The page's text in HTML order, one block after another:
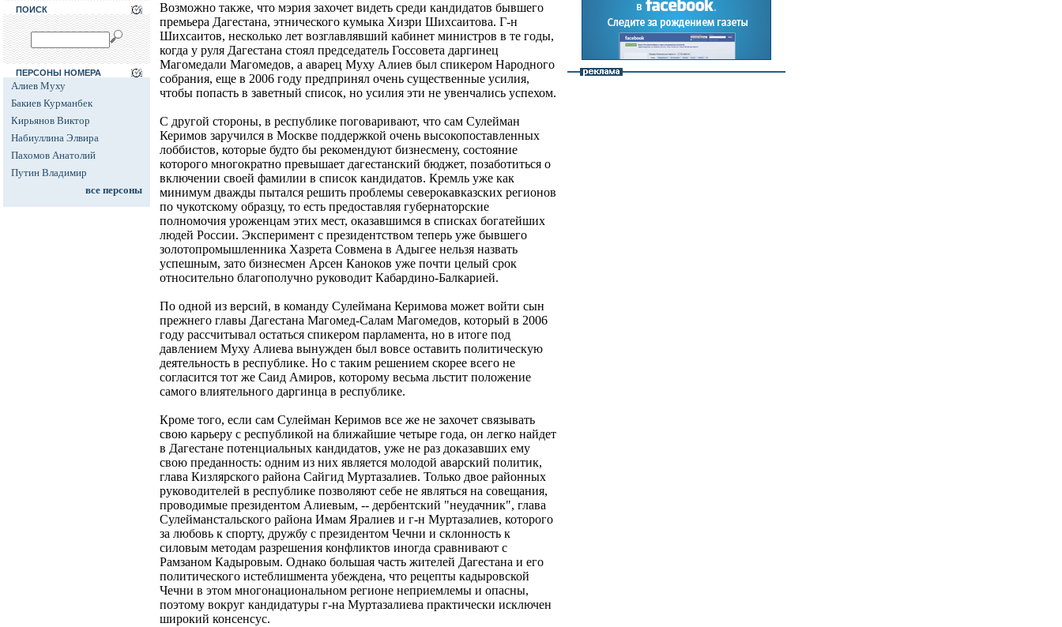
ПОИСК
ПЕРСОНЫ НОМЕРА
Алиев Муху
Бакиев Курманбек
Кирьянов Виктор
Набиуллина Элвира
Пахомов Анатолий
Путин Владимир
все персоны
Возможно также, что мэрия захочет видеть среди кандидатов бывшего
премьера Дагестана, этнического кумыка Хизри Шихсаитова. Г-н
Шихсаитов, несколько лет возглавлявший кабинет министров в те годы,
когда у руля Дагестана стоял председатель Госсовета даргинец
Магомедали Магомедов, а аварец Муху Алиев был спикером Народного
собрания, еще в 2006 году предпринял очень существенные усилия,
чтобы попасть в заветный список, но усилия эти не увенчались успехом.
С другой стороны, в республике поговаривают, что сам Сулейман
Керимов заручился в Москве поддержкой очень высокопоставленных
лоббистов, которые будто бы рекомендуют бизнесмену, состояние
которого многократно превышает дагестанский бюджет, позаботиться о
включении своей фамилии в список кандидатов. Кремль уже как
минимум дважды пытался решить проблемы северокавказских регионов
по чукотскому образцу, то есть предоставляя губернаторские
полномочия уроженцам этих мест, оказавшимся в списках богатейших
людей России. Эксперимент с президентством теперь уже бывшего
золотопромышленника Хазрета Совмена в Адыгее нельзя назвать
успешным, зато бизнесмен Арсен Каноков уже почти целый срок
относительно благополучно руководит Кабардино-Балкарией.
По одной из версий, в команду Сулеймана Керимова может войти сын
прежнего главы Дагестана Магомед-Салам Магомедов, который в 2006
году рассчитывал остаться спикером парламента, но в итоге под
давлением Муху Алиева вынужден был вовсе оставить политическую
деятельность в республике. Но с таким решением скорее всего не
согласится тот же Саид Амиров, которому весьма льстит положение
самого влиятельного даргинца в республике.
Кроме того, если сам Сулейман Керимов все же не захочет связывать
свою карьеру с республикой на ближайшие четыре года, он легко найдет
в Дагестане потенциальных кандидатов, уже не раз доказавших ему
свою преданность: одним из них является молодой аварский политик,
глава Кизлярского района Сайгид Муртазалиев. Только двое районных
руководителей в республике позволяют себе не являться на совещания,
проводимые президентом Алиевым, -- дербентский "неудачник", глава
Сулейманстальского района Имам Яралиев и г-н Муртазалиев, которого
за любовь к спорту, дружбу с президентом Чечни и склонность к
силовым методам разрешения конфликтов иногда сравнивают с
Рамзаном Кадыровым. Однако большая часть жителей Дагестана и его
политического истеблишмента убеждена, что рецепты кадыровской
Чечни в этом многонациональном регионе неприемлемы и опасны,
поэтому вокруг кандидатуры г-на Муртазалиева практически исключен
широкий консенсус.